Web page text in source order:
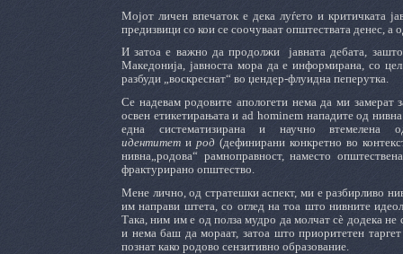
Мојот личен впечаток е дека луѓето и критичката
предизвици со кои се соочуваат општествата денес, а
И затоа е важно да продолжи јавната дебата,
Македонија, јавноста мора да е информирана, со
разбуди „воскреснат“ во џендер-флуидна пеперутка.
Се надевам родовите апологети нема да ми замерат
освен етикетирањата и ad hominem нападите од
една систематизирана и научно
идентитет ирод (дефинирани конкретно во
нивна„родова“ рамноправност, наместо
фрактурирано општество.
Мене лично, од стратешки аспект, ми е разбирливо
им направи штета, со оглед на тоа што нивните
Така, ним им е од полза мудро да молчат сè додека не
и нема баш да мораат, затоа што приоритетен
познат како родово сензитивно образование.